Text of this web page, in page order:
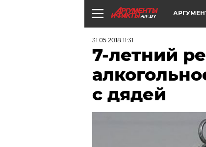
AIF.BY
31.05.2018 11:31
7-летний
с дядей